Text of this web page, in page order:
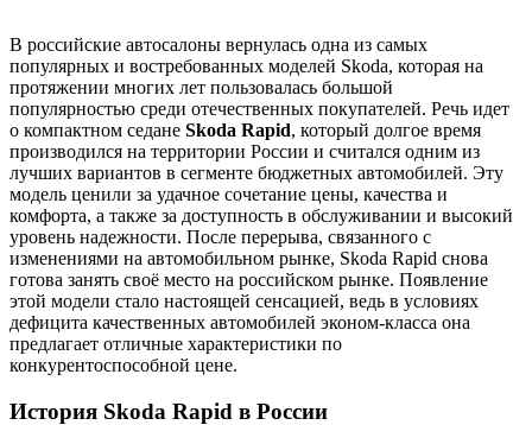
В российские автосалоны вернулась одна из самых
популярных и востребованных моделей Skoda, которая на
протяжении многих лет пользовалась большой
популярностью среди отечественных покупателей. Речь идет
о компактном седане Skoda Rapid, который долгое время
производился на территории России и считался одним из
лучших вариантов в сегменте бюджетных автомобилей. Эту
модель ценили за удачное сочетание цены, качества и
комфорта, а также за доступность в обслуживании и высокий
уровень надежности. После перерыва, связанного с
изменениями на автомобильном рынке, Skoda Rapid снова
готова занять своё место на российском рынке. Появление
этой модели стало настоящей сенсацией, ведь в условиях
дефицита качественных автомобилей эконом-класса она
предлагает отличные характеристики по
конкурентоспособной цене.
История Skoda Rapid в России